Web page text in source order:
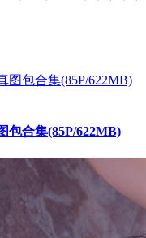
包合集(85P/622MB)